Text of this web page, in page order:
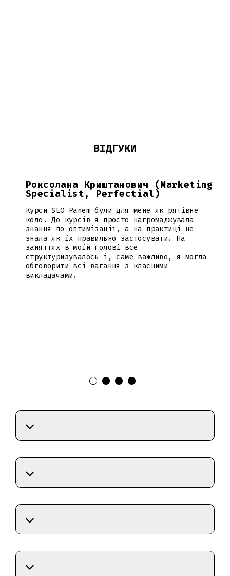
ВІДГУКИ
Роксолана Криштанович (Marketing
Specialist, Perfectial)
Курси SEO Panem були для мене як рятівне
коло. До курсів я просто нагромаджувала
знання по оптимізації, а на практиці не
знала як їх правильно застосувати. На
заняттях в моїй голові все
структуризувалось і, саме важливо, я могла
обговорити всі вагання з класними
викладачами.